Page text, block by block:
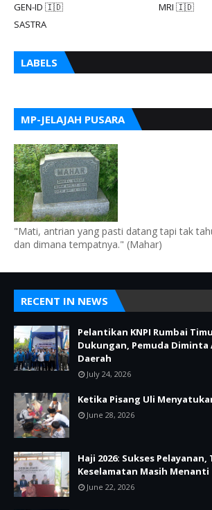
GEN-ID 🇮🇩
MRI 🇮🇩
SASTRA
LABELS
MP-JELAJAH PUSARA
"Mati, antrian yang pasti datang tapi tak
dan dimana tempatnya." (Mahar)
RECENT IN NEWS
Pelantikan KNPI Rumbai
Dukungan, Pemuda
Daerah
July 24, 2026
Ketika Pisang Uli
June 28, 2026
Haji 2026: Sukses
Keselamatan Masih Menanti
June 22, 2026